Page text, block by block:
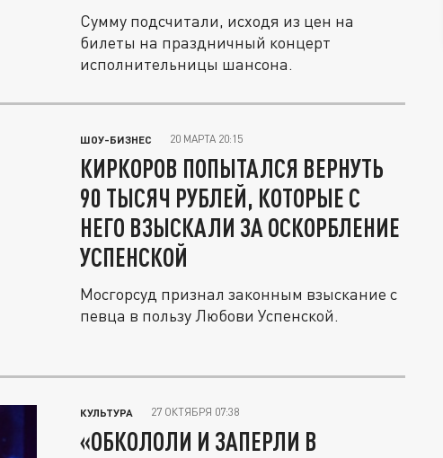
Сумму подсчитали, исходя из цен на
билеты на праздничный концерт
исполнительницы шансона.
ШОУ-БИЗНЕС 20 МАРТА 20:15
КИРКОРОВ ПОПЫТАЛСЯ ВЕРНУТЬ
90 ТЫСЯЧ РУБЛЕЙ, КОТОРЫЕ С
НЕГО ВЗЫСКАЛИ ЗА ОСКОРБЛЕНИЕ
УСПЕНСКОЙ
Мосгорсуд признал законным взыскание с
певца в пользу Любови Успенской.
КУЛЬТУРА 27 ОКТЯБРЯ 07:38
«ОБКОЛОЛИ И ЗАПЕРЛИ В